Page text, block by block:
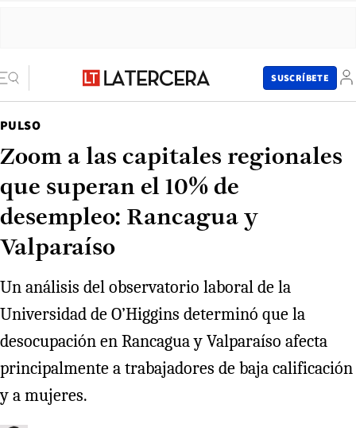
SUSCRÍBETE
PULSO
Zoom a las capitales regionales
que superan el 10% de
desempleo: Rancagua y
Valparaíso
Un análisis del observatorio laboral de la
Universidad de O’Higgins determinó que la
desocupación en Rancagua y Valparaíso afecta
principalmente a trabajadores de baja calificación
y a mujeres.